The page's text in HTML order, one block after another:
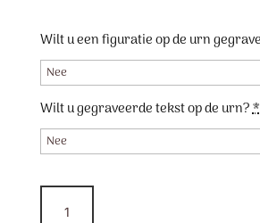
Wilt u een figuratie op de urn
Wilt u gegraveerde tekst op de urn?*
Memorie